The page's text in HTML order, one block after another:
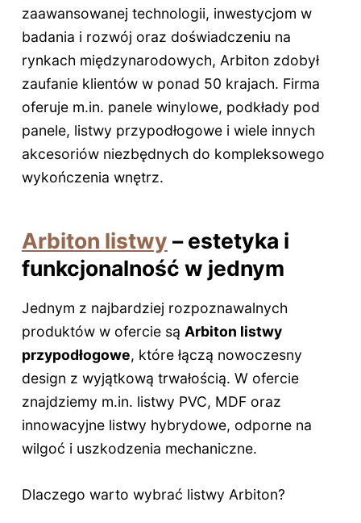
zaawansowanej technologii, inwestycjom w
badania i rozwój oraz doświadczeniu na
rynkach międzynarodowych, Arbiton zdobył
zaufanie klientów w ponad 50 krajach. Firma
oferuje m.in. panele winylowe, podkłady pod
panele, listwy przypodłogowe i wiele innych
akcesoriów niezbędnych do kompleksowego
wykończenia wnętrz.
Arbiton listwy – estetyka i
funkcjonalność w jednym
Jednym z najbardziej rozpoznawalnych
produktów w ofercie są Arbiton listwy
przypodłogowe, które łączą nowoczesny
design z wyjątkową trwałością. W ofercie
znajdziemy m.in. listwy PVC, MDF oraz
innowacyjne listwy hybrydowe, odporne na
wilgoć i uszkodzenia mechaniczne.
Dlaczego warto wybrać listwy Arbiton?